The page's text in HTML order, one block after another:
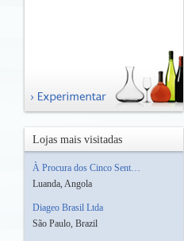
Lojas mais visitadas
À Procura dos Cinco Sent…
Luanda, Angola
Diageo Brasil Ltda
São Paulo, Brazil